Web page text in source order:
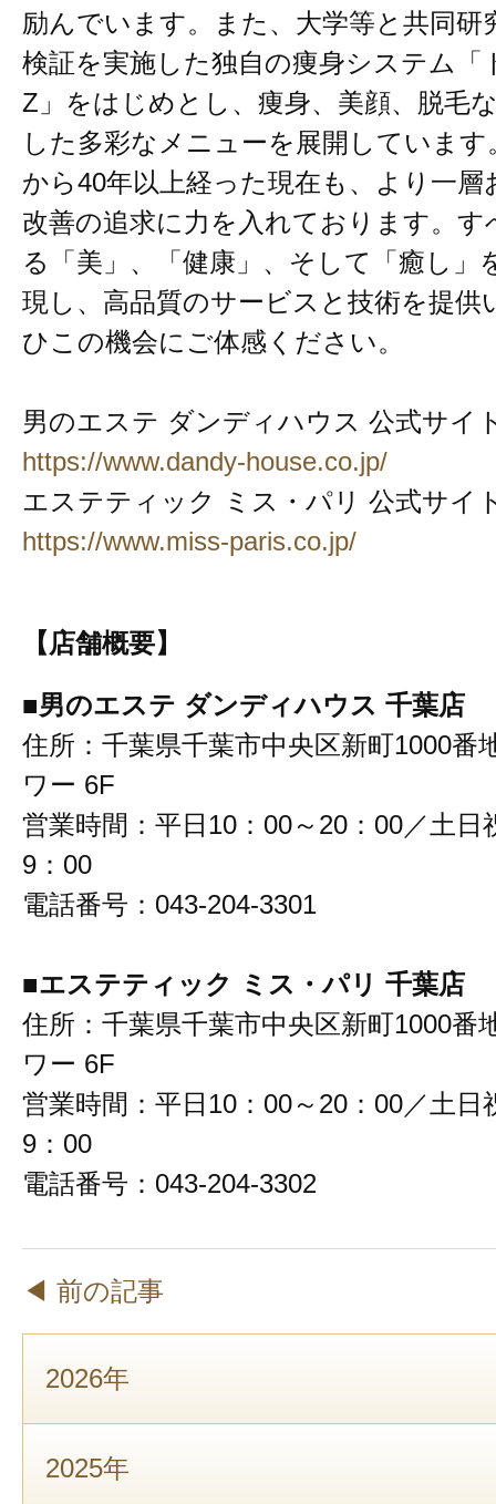
励んでいます。また、大学等と共同研
検証を実施した独自の痩身システム「
Z」をはじめとし、痩身、美顔、脱毛
した多彩なメニューを展開していま
から40年以上経った現在も、より一層
改善の追求に力を入れております。す
る「美」、「健康」、そして「癒し」
現し、高品質のサービスと技術を提供
ひこの機会にご体感ください。
男のエステ ダンディハウス 公式サイ
https://www.dandy-house.co.jp/
エステティック ミス・パリ 公式サイ
https://www.miss-paris.co.jp/
【店舗概要】
■男のエステ ダンディハウス 千葉店
住所：千葉県千葉市中央区新町1000番
ワー 6F
営業時間：平日10：00～20：00／土日
9：00
電話番号：043-204-3301
■エステティック ミス・パリ 千葉店
住所：千葉県千葉市中央区新町1000番
ワー 6F
営業時間：平日10：00～20：00／土日
9：00
電話番号：043-204-3302
◀ 前の記事
2026年
2025年